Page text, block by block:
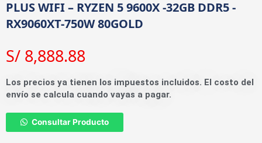
PLUS WIFI – RYZEN 5 9600X -32GB DDR5 -
RX9060XT-750W 80GOLD
S/ 8,888.88
Los precios ya tienen los impuestos incluidos. El costo del
envío se calcula cuando vayas a pagar.
Consultar Producto